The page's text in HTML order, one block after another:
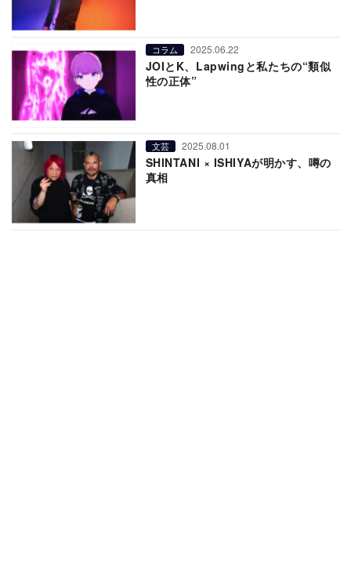
コラム 2025.06.22
JOIとK、Lapwingと私たちの“類似
性の正体”
文芸 2025.08.01
SHINTANI × ISHIYAが明かす、噂の
真相